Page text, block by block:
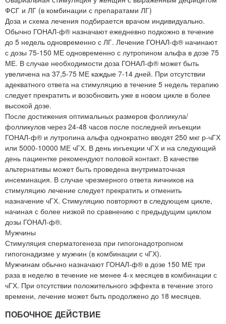
ФСГ и ЛГ (в комбинации с препаратами ЛГ)
Доза и схема лечения подбирается врачом индивидуально.
Обычно ГОНАЛ-ф® назначают ежедневно подкожно в течение
до 5 недель одновременно с ЛГ. Лечение ГОНАЛ-ф® начинают
с дозы 75-150 МЕ одновременно с лутропином альфа в дозе 75
МЕ. В случае необходимости доза ГОНАЛ-ф® может быть
увеличена на 37,5-75 МЕ каждые 7-14 дней. При отсутствии
адекватного ответа на стимуляцию в течение 5 недель терапию
следует прекратить и возобновить уже в новом цикле в более
высокой дозе.
После достижения оптимальных размеров фолликула/
фолликулов через 24-48 часов после последней инъекции
ГОНАЛ-ф® и лутропина альфа однократно вводят 250 мкг р-чГХ
или 5000-10000 МЕ чГХ. В день инъекции чГХ и на следующий
день пациентке рекомендуют половой контакт. В качестве
альтернативы может быть проведена внутриматочная
инсеминация. В случае чрезмерного ответа яичников на
стимуляцию лечение следует прекратить и отменить
назначение чГХ. Стимуляцию повторяют в следующем цикле,
начиная с более низкой по сравнению с предыдущим циклом
дозы ГОНАЛ-ф®.
Мужчины
Стимуляция сперматогенеза при гипогонадотропном
гипогонадизме у мужчин (в комбинации с чГХ).
Мужчинам обычно назначают ГОНАЛ-ф® в дозе 150 МЕ три
раза в неделю в течение не менее 4-х месяцев в комбинации с
чГХ. При отсутствии положительного эффекта в течение этого
времени, лечение может быть продолжено до 18 месяцев.
ПОБОЧНОЕ ДЕЙСТВИЕ